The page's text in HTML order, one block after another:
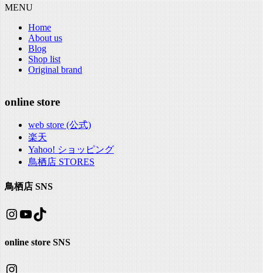
MENU
Home
About us
Blog
Shop list
Original brand
online store
web store (公式)
楽天
Yahoo! ショッピング
鳥栖店 STORES
鳥栖店 SNS
Instagram
YouTube
TikTok
online store SNS
Instagram